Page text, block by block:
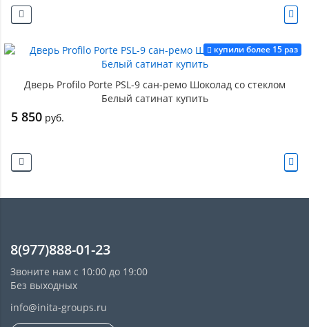
купили более 15 раз
Дверь Profilo Porte PSL-9 сан-ремо Шоколад со стеклом
Белый сатинат купить
5 850 руб.
8(977)888-01-23
Звоните нам с 10:00 до 19:00
Без выходных
info@inita-groups.ru